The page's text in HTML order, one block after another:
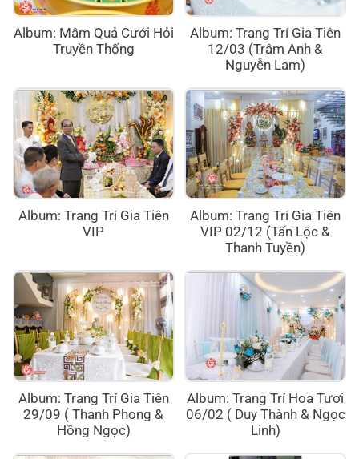
Album: Mâm Quả Cưới Hỏi
Truyền Thống
Album: Trang Trí Gia Tiên
12/03 (Trâm Anh &
Nguyễn Lam)
Album: Trang Trí Gia Tiên
VIP
Album: Trang Trí Gia Tiên
VIP 02/12 (Tấn Lộc &
Thanh Tuyền)
Album: Trang Trí Gia Tiên
29/09 ( Thanh Phong &
Hồng Ngọc)
Album: Trang Trí Hoa Tươi
06/02 ( Duy Thành & Ngọc
Linh)